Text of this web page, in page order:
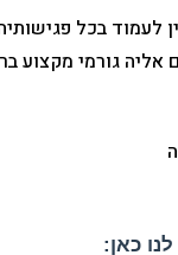
לעמוד בכל
אליה גורמי מקצוע
כאן: